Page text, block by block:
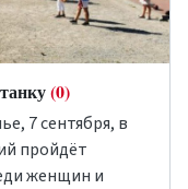
(0)
7 сентября, в
пройдёт
женщин и